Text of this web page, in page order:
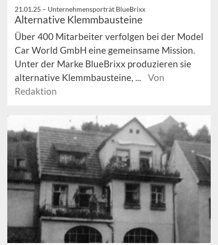
21.01.25 – Unternehmensporträt BlueBrixx
Alternative Klemmbausteine
Über 400 Mitarbeiter verfolgen bei der Model
Car World GmbH eine gemeinsame Mission.
Unter der Marke BlueBrixx produzieren sie
alternative Klemmbausteine, ...
Von
Redaktion